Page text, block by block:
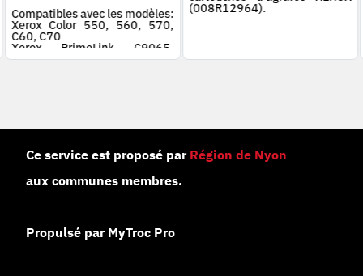
Compatibles avec les modèles:
Xerox Color 550, 560, 570,
C60, C70
Xerox PrimeLink C9065,
C9070
(008R12964).
Ce service est proposé par Région de Nyon
aux communes membres.
Propulsé par MyTroc Pro